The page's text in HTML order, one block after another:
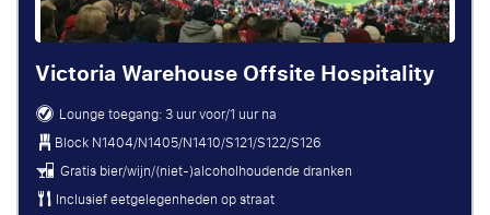
Victoria Warehouse Offsite Hospitality
Lounge toegang: 3 uur voor/1 uur na
BlockN1404/N1405/N1410/S121/S122/S126
Gratis bier/wijn/(niet-)alcoholhoudende dranken
Inclusief eetgelegenheden op straat